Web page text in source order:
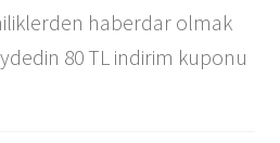
haberdar olmak
80 TL indirim kuponu